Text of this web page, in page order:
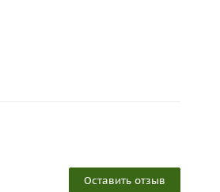
Оставить отзыв